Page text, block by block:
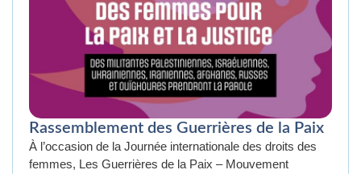
Rassemblement des Guerrières de la Paix
À l’occasion de la Journée internationale des droits des
femmes, Les Guerrières de la Paix – Mouvement